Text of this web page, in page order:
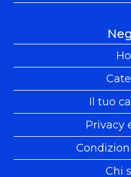
Il tuo
Privacy
Chi